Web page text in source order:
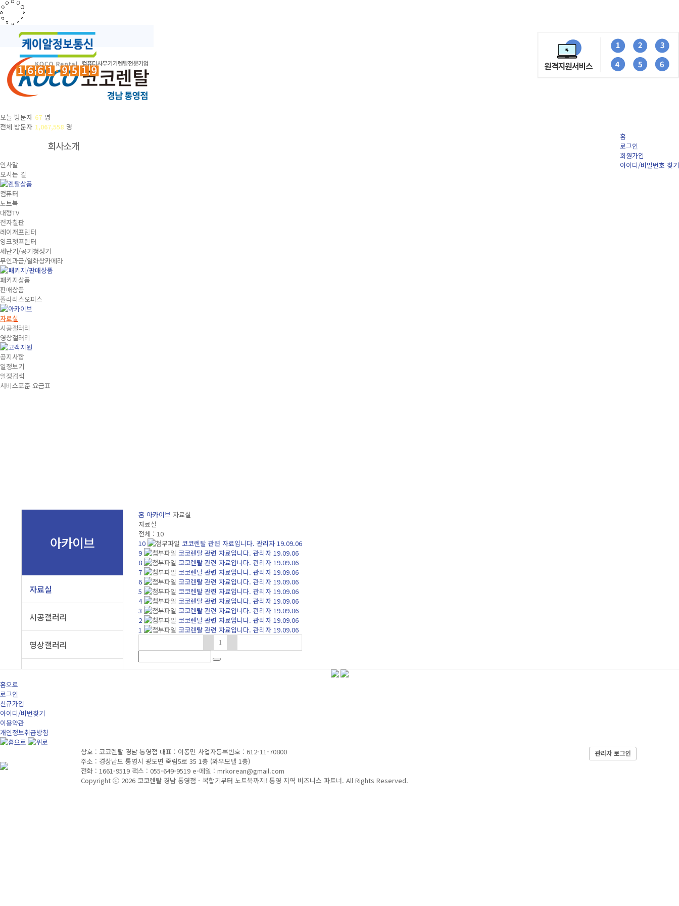
오늘 방문자 67 명
전체 방문자 1,067,558 명
홈
로그인
회원가입
아이디/비밀번호 찾기
인사말
오시는 길
컴퓨터
노트북
대형TV
전자칠판
레이저프린터
잉크젯프린터
세단기/공기청정기
무인과금/열화상카메라
패키지상품
판매상품
폴라리스오피스
자료실
시공갤러리
영상갤러리
공지사항
일정보기
일정검색
서비스표준 요금표
아카이브
자료실
시공갤러리
영상갤러리
홈 아카이브 자료실
자료실
전체 : 10
10
코코렌탈 관련 자료입니다. 관리자 19.09.06
9
코코렌탈 관련 자료입니다. 관리자 19.09.06
8
코코렌탈 관련 자료입니다. 관리자 19.09.06
7
코코렌탈 관련 자료입니다. 관리자 19.09.06
6
코코렌탈 관련 자료입니다. 관리자 19.09.06
5
코코렌탈 관련 자료입니다. 관리자 19.09.06
4
코코렌탈 관련 자료입니다. 관리자 19.09.06
3
코코렌탈 관련 자료입니다. 관리자 19.09.06
2
코코렌탈 관련 자료입니다. 관리자 19.09.06
1
코코렌탈 관련 자료입니다. 관리자 19.09.06
1
홈으로
로그인
신규가입
아이디/비번찾기
이용약관
개인정보취급방침
상호 : 코코렌탈 경남 통영점 대표 : 이동민 사업자등록번호 : 612-11-70800
주소 : 경상남도 통영시 광도면 죽림5로 35 1층 (와우모텔 1층)
전화 : 1661-9519 팩스 : 055-649-9519 e-메일 : mrkorean@gmail.com
Copyright ⓒ 2026 코코렌탈 경남 통영점 - 복합기부터 노트북까지! 통영 지역 비즈니스 파트너. All Rights Reserved.